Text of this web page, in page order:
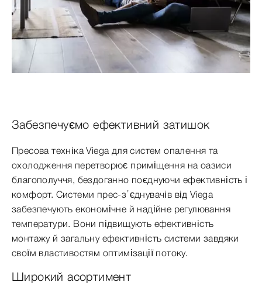
Забезпечуємо ефективний затишок
Пресова техніка Viega для систем опалення та
охолодження перетворює приміщення на оазиси
благополуччя, бездоганно поєднуючи ефективність і
комфорт. Системи прес-з’єднувачів від Viega
забезпечують економічне й надійне регулювання
температури. Вони підвищують ефективність
монтажу й загальну ефективність системи завдяки
своїм властивостям оптимізації потоку.
Широкий асортимент